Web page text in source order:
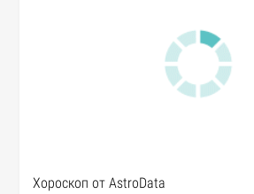
Хороскоп от AstroData